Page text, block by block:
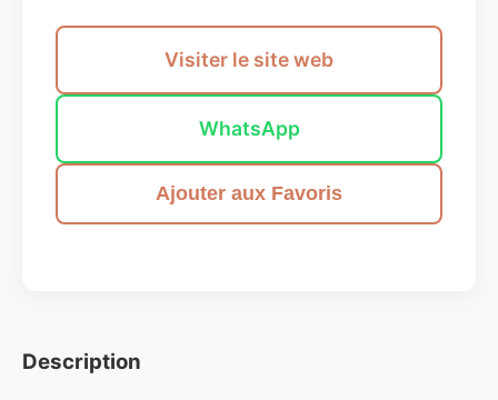
Visiter le site web
WhatsApp
Ajouter aux Favoris
Description